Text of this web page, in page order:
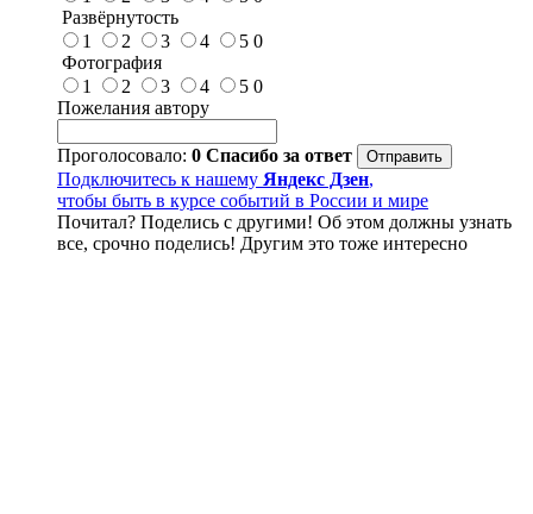
Развёрнутость
1
2 3 4 5 0
Фотография
1
2 3 4 5 0
Пожелания автору
Проголосовало: 0 Спасибо за ответ
Подключитесь к нашему Яндекс Дзен,
чтобы быть в курсе событий в России и мире
Почитал? Поделись с другими! Об этом должны узнать
все, срочно поделись! Другим это тоже интересно